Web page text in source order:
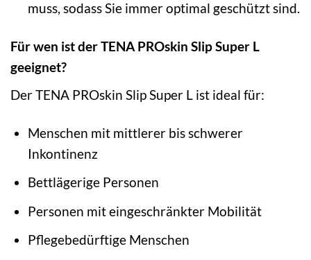
muss, sodass Sie immer optimal geschützt sind.
Für wen ist der TENA PROskin Slip Super L
geeignet?
Der TENA PROskin Slip Super L ist ideal für:
Menschen mit mittlerer bis schwerer
Inkontinenz
Bettlägerige Personen
Personen mit eingeschränkter Mobilität
Pflegebedürftige Menschen